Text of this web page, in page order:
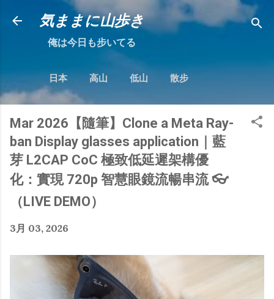
跳到主要內容
気ままに山歩き
俺は今日も步いてる
日本 高山 低山 散步
Mar 2026【隨筆】Clone a Meta Ray-
ban Display glasses application｜藍
芽 L2CAP CoC 極致低延遲架構優
化：實現 720p 智慧眼鏡流暢串流 👓
（LIVE DEMO）
3月 03, 2026